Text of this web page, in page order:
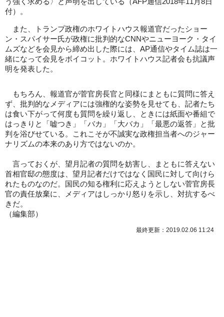
付）。
また、トランプ政権のホワイトハウス報道官だったショー
ン・スパイサー氏が政権に批判的なCNNやニューヨーク・タイ
ムズなどを会見から締め出した際には、AP通信やタイム誌は一
緒になって会見をボイコット。ホワイトハウス記者会も抗議声
明を発表した。
もちろん、報道官が菅官房長官と同様にまともに質問に答え
ず、批判的なメディアには強権的な姿勢を見せても、記者たち
は食い下がって何度も質問を繰り返し、ときには紙面や番組で
はっきりと「嘘つき」「バカ」「大バカ」「最悪の返答」と批
判を浴びせている。これこそが不誠実な政権担当者へのジャー
ナリズムの本来のあり方ではないのか。
言っておくが、望月記者の質問を妨害し、まともに答えない
首相官邸の態度は、望月記者だけではなく国民に対して向けら
れたものなのだ。国民の知る権利に応えようとしない菅官房長
官の責任放棄に、メディアはしっかり怒りを示し、対抗するべ
きだ。
（編集部）
最終更新：2019.02.06 11:24